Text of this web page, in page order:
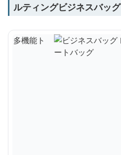
ルティングビジネスバッグ